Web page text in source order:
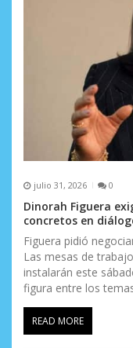
julio 31, 2026 0
Dinorah Figuera
concretos en
Figuera pidió
Las mesas de
instalarán este
figura entre los
READ MORE